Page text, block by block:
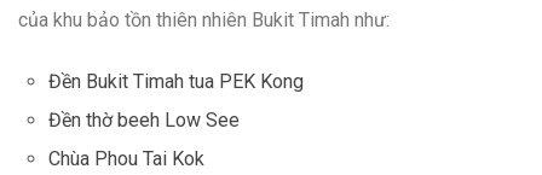
của khu bảo tồn thiên nhiên Bukit Timah như:
Đền Bukit Timah tua PEK Kong
Đền thờ beeh Low See
Chùa Phou Tai Kok